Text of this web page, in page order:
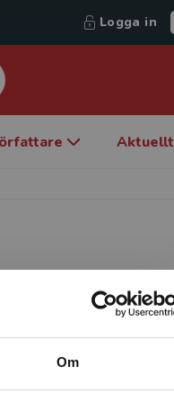
Om
Logga in
Aktuellt
som lärare,